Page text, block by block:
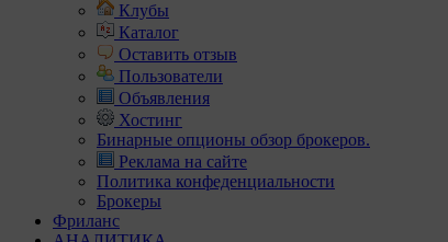
Клубы
Каталог
Оставить отзыв
Пользователи
Объявления
Хостинг
Бинарные опционы обзор брокеров.
Реклама на сайте
Политика конфеденциальности
Брокеры
Фриланс